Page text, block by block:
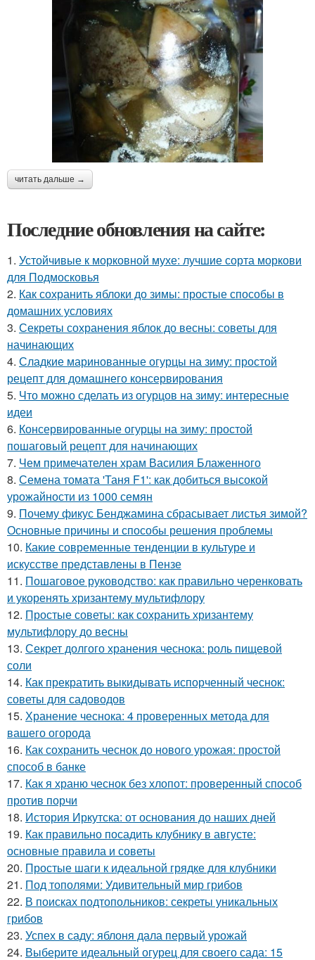
читать дальше →
Последние обновления на сайте:
1. Устойчивые к морковной мухе: лучшие сорта моркови
для Подмосковья
2. Как сохранить яблоки до зимы: простые способы в
домашних условиях
3. Секреты сохранения яблок до весны: советы для
начинающих
4. Сладкие маринованные огурцы на зиму: простой
рецепт для домашнего консервирования
5. Что можно сделать из огурцов на зиму: интересные
идеи
6. Консервированные огурцы на зиму: простой
пошаговый рецепт для начинающих
7. Чем примечателен храм Василия Блаженного
8. Семена томата 'Таня F1': как добиться высокой
урожайности из 1000 семян
9. Почему фикус Бенджамина сбрасывает листья зимой?
Основные причины и способы решения проблемы
10. Какие современные тенденции в культуре и
искусстве представлены в Пензе
11. Пошаговое руководство: как правильно черенковать
и укоренять хризантему мультифлору
12. Простые советы: как сохранить хризантему
мультифлору до весны
13. Секрет долгого хранения чеснока: роль пищевой
соли
14. Как прекратить выкидывать испорченный чеснок:
советы для садоводов
15. Хранение чеснока: 4 проверенных метода для
вашего огорода
16. Как сохранить чеснок до нового урожая: простой
способ в банке
17. Как я храню чеснок без хлопот: проверенный способ
против порчи
18. История Иркутска: от основания до наших дней
19. Как правильно посадить клубнику в августе:
основные правила и советы
20. Простые шаги к идеальной грядке для клубники
21. Под тополями: Удивительный мир грибов
22. В поисках подтопольников: секреты уникальных
грибов
23. Успех в саду: яблоня дала первый урожай
24. Выберите идеальный огурец для своего сада: 15